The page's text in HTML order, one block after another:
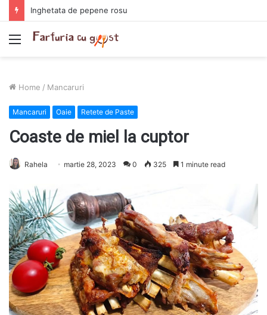
Inghetata de pepene rosu
Menu
Home / Mancaruri
Mancaruri Oaie Retete de Paste
Coaste de miel la cuptor
Rahela martie 28, 2023 0 325 1 minute read